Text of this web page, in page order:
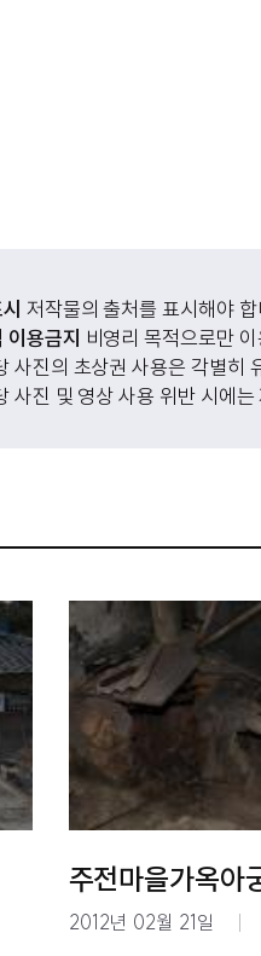
저작물의 출처를 표시해야 합
이용금지 비영리 목적으로만
사진의 초상권 사용은 각별히
사진 및 영상 사용 위반 시에
주전마을가옥아
2012년 02월 21일